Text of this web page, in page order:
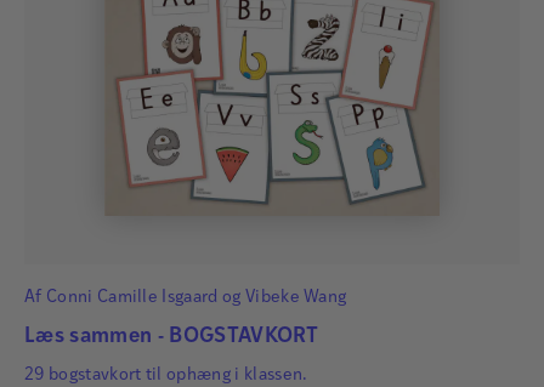
Af Conni Camille Isgaard og Vibeke Wang
Læs sammen - BOGSTAVKORT
29 bogstavkort til ophæng i klassen.